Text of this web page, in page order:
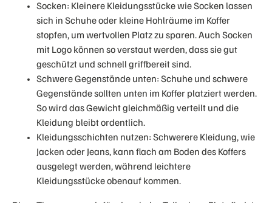
Socken: Kleinere Kleidungsstücke wie Socken lassen
sich in Schuhe oder kleine Hohlräume im Koffer
stopfen, um wertvollen Platz zu sparen. Auch Socken
mit Logo können so verstaut werden, dass sie gut
geschützt und schnell griffbereit sind.
Schwere Gegenstände unten: Schuhe und schwere
Gegenstände sollten unten im Koffer platziert werden.
So wird das Gewicht gleichmäßig verteilt und die
Kleidung bleibt ordentlich.
Kleidungsschichten nutzen: Schwerere Kleidung, wie
Jacken oder Jeans, kann flach am Boden des Koffers
ausgelegt werden, während leichtere
Kleidungsstücke obenauf kommen.